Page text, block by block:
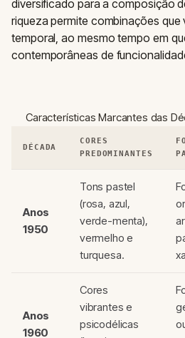
diversificado para a composição
riqueza permite combinações
temporal, ao mesmo tempo em
contemporâneas de
Características Marcantes das
DÉCADA
CORES
PREDOMINANTES
Anos
1950
Tons pastel
(rosa, azul,
verde-menta),
vermelho e
turquesa.
Anos
1960
Cores
vibrantes e
psicodélicas